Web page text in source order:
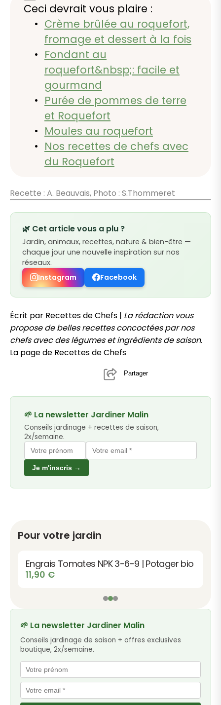
Ceci devrait vous plaire :
Crème brûlée au roquefort,
fromage et dessert à la fois
Fondant au
roquefort&nbsp;: facile et
gourmand
Purée de pommes de terre
et Roquefort
Moules au roquefort
Nos recettes de chefs avec
du Roquefort
Recette : A. Beauvais, Photo : S.Thommeret
🌿 Cet article vous a plu ?
Jardin, animaux, recettes, nature & bien-être —
chaque jour une nouvelle inspiration sur nos
réseaux.
Instagram
Facebook
Écrit par Recettes de Chefs | La rédaction vous
propose de belles recettes concoctées par nos
chefs avec des légumes et ingrédients de saison.
La page de Recettes de Chefs
Partager
🌱 La newsletter Jardiner Malin
Conseils jardinage + recettes de saison,
2x/semaine.
Je m'inscris →
Pour votre jardin
Engrais Tomates NPK 3-6-9 | Potager bio
11,90 €
🌱 La newsletter Jardiner Malin
Conseils jardinage de saison + offres exclusives
boutique, 2x/semaine.